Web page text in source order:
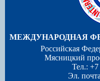
МЕЖДУНАРОДНАЯ
Российская
Мясницкий
Тел.:
Эл.